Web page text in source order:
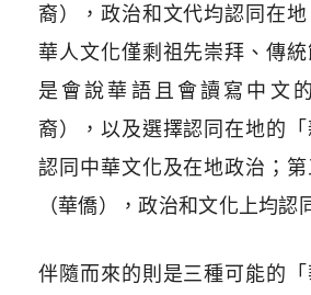
裔），政治和文代均認同在地
華人文化僅剩祖先崇拜、傳
是會說華語且會讀寫中文
裔），以及選擇認同在地的
認同中華文化及在地政治；
（華僑），政治和文化上均認
伴隨而來的則是三種可能的